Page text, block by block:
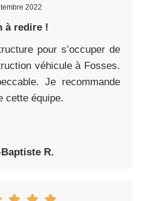
2022
à redire !
pour s’occuper de
véhicule à Fosses.
Je recommande
cette équipe.
R.